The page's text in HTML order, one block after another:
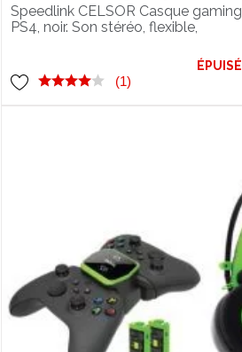
Series Switch
Speedlink CELSOR Casque gaming
PS4, noir. Son stéréo, flexible,
(1)
ÉPUISÉ